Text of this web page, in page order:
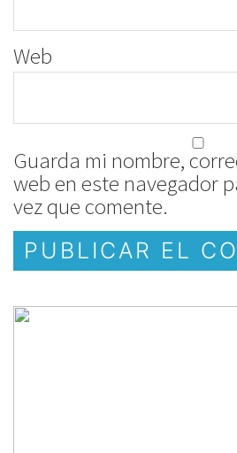
Web
Guarda mi nombre,
web en este navegador
vez que comente.